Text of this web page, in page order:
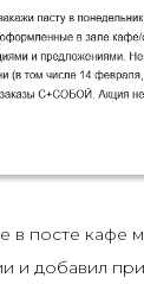
в посте кафе
и добавил